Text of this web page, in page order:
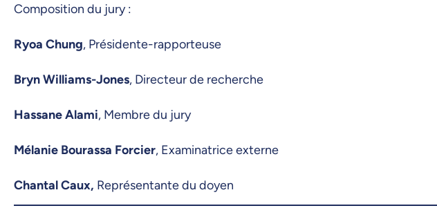
Composition du jury :
Ryoa Chung, Présidente-rapporteuse
Bryn Williams-Jones, Directeur de recherche
Hassane Alami, Membre du jury
Mélanie Bourassa Forcier, Examinatrice externe
Chantal Caux, Représentante du doyen